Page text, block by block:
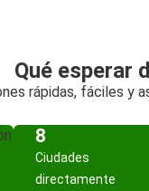
Qué esperar
rápidas, fáciles y
8
Ciudades
directamente